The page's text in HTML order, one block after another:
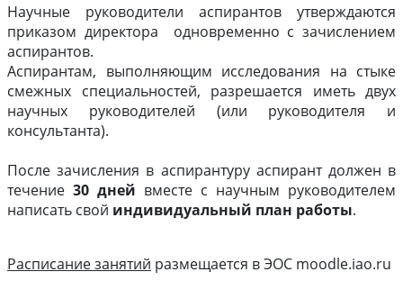
Научные руководители аспирантов утверждаются
приказом директора одновременно с зачислением
аспирантов.
Аспирантам, выполняющим исследования на стыке
смежных специальностей, разрешается иметь двух
научных руководителей (или руководителя и
консультанта).
После зачисления в аспирантуру аспирант должен в
течение 30 дней вместе с научным руководителем
написать свой индивидуальный план работы.
Расписание занятий размещается в ЭОС moodle.iao.ru